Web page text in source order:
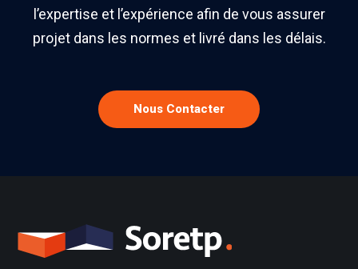
l’expertise et l’expérience afin de vous assurer
projet dans les normes et livré dans les délais.
Nous Contacter